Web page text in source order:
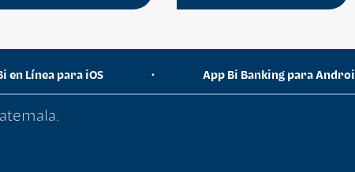
en Línea para iOS • App Bi Banking para